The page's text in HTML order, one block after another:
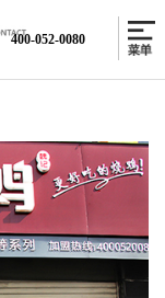
400-052-0080